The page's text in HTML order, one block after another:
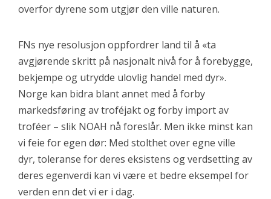
overfor dyrene som utgjør den ville naturen.
FNs nye resolusjon oppfordrer land til å «ta
avgjørende skritt på nasjonalt nivå for å forebygge,
bekjempe og utrydde ulovlig handel med dyr».
Norge kan bidra blant annet med å forby
markedsføring av troféjakt og forby import av
troféer – slik NOAH nå foreslår. Men ikke minst kan
vi feie for egen dør: Med stolthet over egne ville
dyr, toleranse for deres eksistens og verdsetting av
deres egenverdi kan vi være et bedre eksempel for
verden enn det vi er i dag.